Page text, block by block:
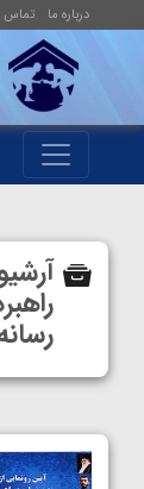
درباره ما تماس